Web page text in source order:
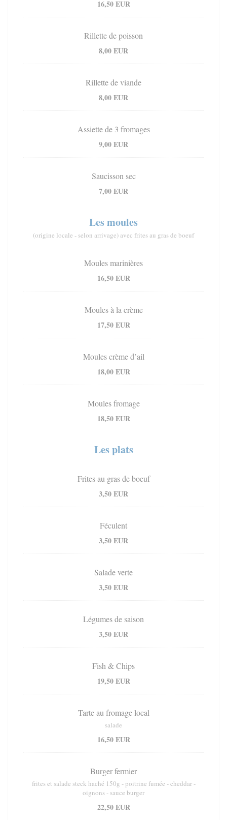
16,50 EUR
Rillette de poisson
8,00 EUR
Rillette de viande
8,00 EUR
Assiette de 3 fromages
9,00 EUR
Saucisson sec
7,00 EUR
Les moules
(origine locale - selon arrivage) avec frites au gras de boeuf
Moules marinières
16,50 EUR
Moules à la crème
17,50 EUR
Moules crème d’ail
18,00 EUR
Moules fromage
18,50 EUR
Les plats
Frites au gras de boeuf
3,50 EUR
Féculent
3,50 EUR
Salade verte
3,50 EUR
Légumes de saison
3,50 EUR
Fish & Chips
19,50 EUR
Tarte au fromage local
salade
16,50 EUR
Burger fermier
frites et salade steck haché 150g - poitrine fumée - cheddar -
oignons - sauce burger
22,50 EUR